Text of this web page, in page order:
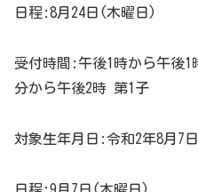
日程:8月24日(木曜日)
受付時間:午後1時から午後1
分から午後2時 第1子
対象生年月日:令和2年8月7
日程:9月7日(木曜日)